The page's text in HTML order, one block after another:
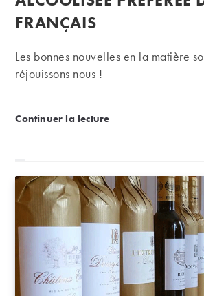
FRANÇAIS
Les bonnes nouvelles en la matière
réjouissons nous !
Continuer la lectureLe vin demeure la